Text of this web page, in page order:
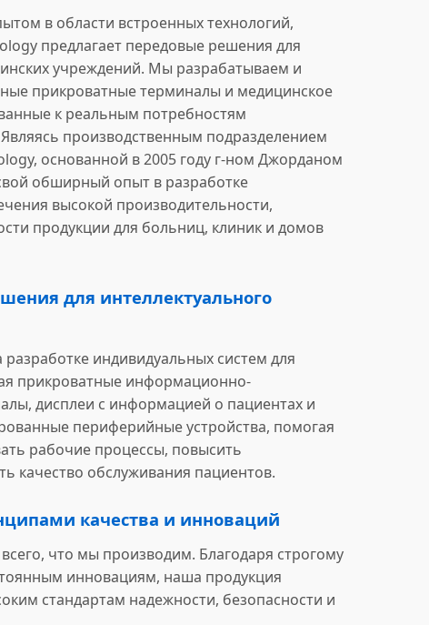
в области встроенных технологий,
предлагает передовые решения для
учреждений. Мы разрабатываем и
прикроватные терминалы и медицинское
к реальным потребностям
производственным подразделением
основанной в 2005 году г-ном Джорданом
обширный опыт в разработке
высокой производительности,
продукции для больниц, клиник и домов
для интеллектуального
индивидуальных систем для
прикроватные информационно-
дисплеи с информацией о пациентах и
периферийные устройства, помогая
рабочие процессы, повысить
качество обслуживания пациентов.
качества и инноваций
что мы производим. Благодаря строгому
инновациям, наша продукция
стандартам надежности, безопасности и